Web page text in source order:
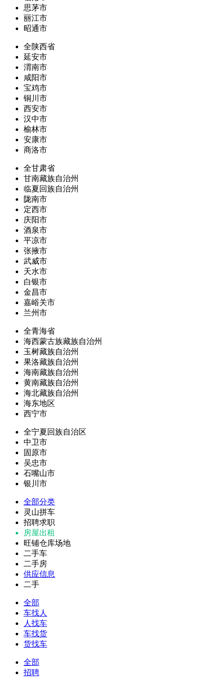
思茅市
丽江市
昭通市
全陕西省
延安市
渭南市
咸阳市
宝鸡市
铜川市
西安市
汉中市
榆林市
安康市
商洛市
全甘肃省
甘南藏族自治州
临夏回族自治州
陇南市
定西市
庆阳市
酒泉市
平凉市
张掖市
武威市
天水市
白银市
金昌市
嘉峪关市
兰州市
全青海省
海西蒙古族藏族自治州
玉树藏族自治州
果洛藏族自治州
海南藏族自治州
黄南藏族自治州
海北藏族自治州
海东地区
西宁市
全宁夏回族自治区
中卫市
固原市
吴忠市
石嘴山市
银川市
全部分类
灵山拼车
招聘求职
房屋出租
旺铺仓库场地
二手车
二手房
供应信息
二手
全部
车找人
人找车
车找货
货找车
全部
招聘